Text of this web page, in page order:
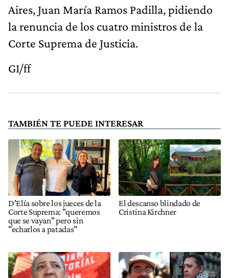
Aires, Juan María Ramos Padilla, pidiendo
la renuncia de los cuatro ministros de la
Corte Suprema de Justicia.
GI/ff
TAMBIÉN TE PUEDE INTERESAR
D'Elía sobre los jueces de la
Corte Suprema: "queremos
que se vayan" pero sin
"echarlos a patadas"
El descanso blindado de
Cristina Kirchner